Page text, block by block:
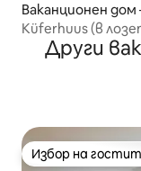
Ваканционен дом
Küferhuus (в
Други
Избор на
Избор на